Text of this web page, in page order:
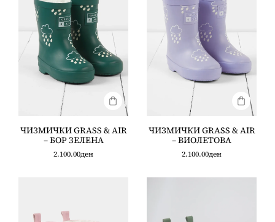
ЧИЗМИЧКИ GRASS & AIR
– БОР ЗЕЛЕНА
2.100.00ден
ЧИЗМИЧКИ GRASS & AIR
– ВИОЛЕТОВА
2.100.00ден